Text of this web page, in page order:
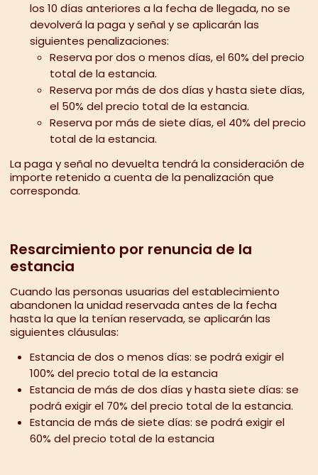
los 10 días anteriores a la fecha de llegada, no se
devolverá la paga y señal y se aplicarán las
siguientes penalizaciones:
Reserva por dos o menos días, el 60% del precio
total de la estancia.
Reserva por más de dos días y hasta siete días,
el 50% del precio total de la estancia.
Reserva por más de siete días, el 40% del precio
total de la estancia.
La paga y señal no devuelta tendrá la consideración de
importe retenido a cuenta de la penalización que
corresponda.
Resarcimiento por renuncia de la
estancia
Cuando las personas usuarias del establecimiento
abandonen la unidad reservada antes de la fecha
hasta la que la tenían reservada, se aplicarán las
siguientes cláusulas:
Estancia de dos o menos días: se podrá exigir el
100% del precio total de la estancia
Estancia de más de dos días y hasta siete días: se
podrá exigir el 70% del precio total de la estancia.
Estancia de más de siete días: se podrá exigir el
60% del precio total de la estancia